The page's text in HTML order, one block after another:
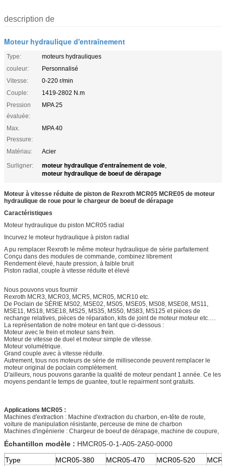
description de
Moteur hydraulique d'entraînement
Type:
moteurs hydrauliques
couleur:
Personnalisé
Vitesse:
0-220 r/min
Couple:
1419-2802 N.m
Pression
évaluée:
MPA 25
Max.
Pressure:
MPA 40
Matériau:
Acier
Surligner:
moteur hydraulique d'entraînement de voie,
moteur hydraulique de boeuf de dérapage
Moteur à vitesse réduite de piston de Rexroth MCR05 MCRE05 de moteur
hydraulique de roue pour le chargeur de boeuf de dérapage
Caractéristiques
Moteur hydraulique du piston MCR05 radial
Incurvez le moteur hydraulique à piston radial
A pu remplacer Rexroth le même moteur hydraulique de série parfaitement
Conçu dans des modules de commande, combinez librement
Rendement élevé, haute pression, à faible bruit
Piston radial, couple à vitesse réduite et élevé
Nous pouvons vous fournir
Rexroth MCR3, MCR03, MCR5, MCR05, MCR10 etc.
De Poclain de SÉRIE MS02, MSE02, MS05, MSE05, MS08, MSE08, MS11,
MSE11, MS18, MSE18, MS25, MS35, MS50, MS83, MS125 et pièces de
rechange relatives, pièces de réparation, kits de joint de moteur moteur etc….
La représentation de notre moteur en tant que ci-dessous :
Moteur avec le frein et moteur sans frein.
Moteur de vitesse de duel et moteur simple de vitesse.
Moteur volumétrique.
Grand couple avec à vitesse réduite.
Autrement, tous nos moteurs de série de milliseconde peuvent remplacer le
moteur original de poclain complètement.
D'ailleurs, nous pouvons garantie la qualité de moteur pendant 1 année. Ce les
moyens pendant le temps de guantee, tout le repairment sont gratuits.
Applications MCR05 :
Machines d'extraction : Machine d'extraction du charbon, en-tête de route,
voiture de manipulation résistante, perceuse de mine de charbon
Machines d'ingénierie : Chargeur de boeuf de dérapage, machine de coupure,
Échantillon modèle : HMCR05-0-1-A05-2A50-0000
Type
MCR05-380 MCR05-470 MCR05-520